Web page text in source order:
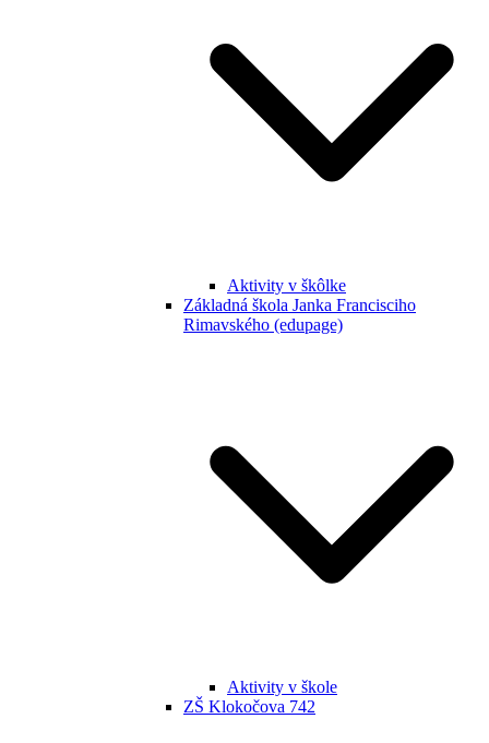
Aktivity v škôlke
Základná škola Janka Francisciho
Rimavského (edupage)
Aktivity v škole
ZŠ Klokočova 742